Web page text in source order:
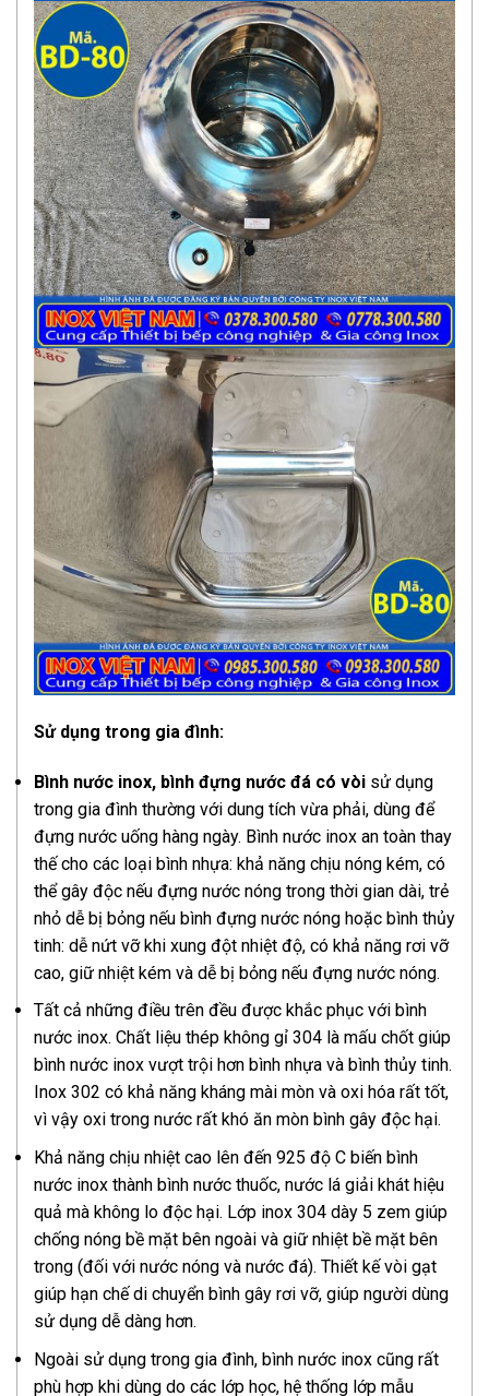
Sử dụng trong gia đình:
Bình nước inox, bình đựng nước đá có vòi sử dụng
trong gia đình thường với dung tích vừa phải, dùng để
đựng nước uống hàng ngày. Bình nước inox an toàn thay
thế cho các loại bình nhựa: khả năng chịu nóng kém, có
thể gây độc nếu đựng nước nóng trong thời gian dài, trẻ
nhỏ dễ bị bỏng nếu bình đựng nước nóng hoặc bình thủy
tinh: dễ nứt vỡ khi xung đột nhiệt độ, có khả năng rơi vỡ
cao, giữ nhiệt kém và dễ bị bỏng nếu đựng nước nóng.
Tất cả những điều trên đều được khắc phục với bình
nước inox. Chất liệu thép không gỉ 304 là mấu chốt giúp
bình nước inox vượt trội hơn bình nhựa và bình thủy tinh.
Inox 302 có khả năng kháng mài mòn và oxi hóa rất tốt,
vì vậy oxi trong nước rất khó ăn mòn bình gây độc hại.
Khả năng chịu nhiệt cao lên đến 925 độ C biến bình
nước inox thành bình nước thuốc, nước lá giải khát hiệu
quả mà không lo độc hại. Lớp inox 304 dày 5 zem giúp
chống nóng bề mặt bên ngoài và giữ nhiệt bề mặt bên
trong (đối với nước nóng và nước đá). Thiết kế vòi gạt
giúp hạn chế di chuyển bình gây rơi vỡ, giúp người dùng
sử dụng dễ dàng hơn.
Ngoài sử dụng trong gia đình, bình nước inox cũng rất
phù hợp khi dùng do các lớp học, hệ thống lớp mẫu